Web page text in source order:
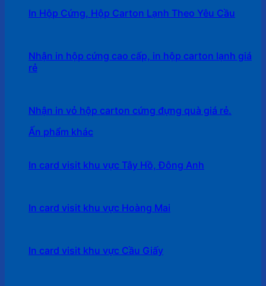
In Hộp Cứng, Hộp Carton Lạnh Theo Yêu Cầu
Nhận in hộp cứng cao cấp, in hộp carton lạnh giá
rẻ
Nhận in vỏ hộp carton cứng đựng quà giá rẻ.
Ấn phẩm khác
In card visit khu vực Tây Hồ, Đông Anh
In card visit khu vực Hoàng Mai
In card visit khu vực Cầu Giấy